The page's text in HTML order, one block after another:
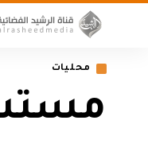
محليات